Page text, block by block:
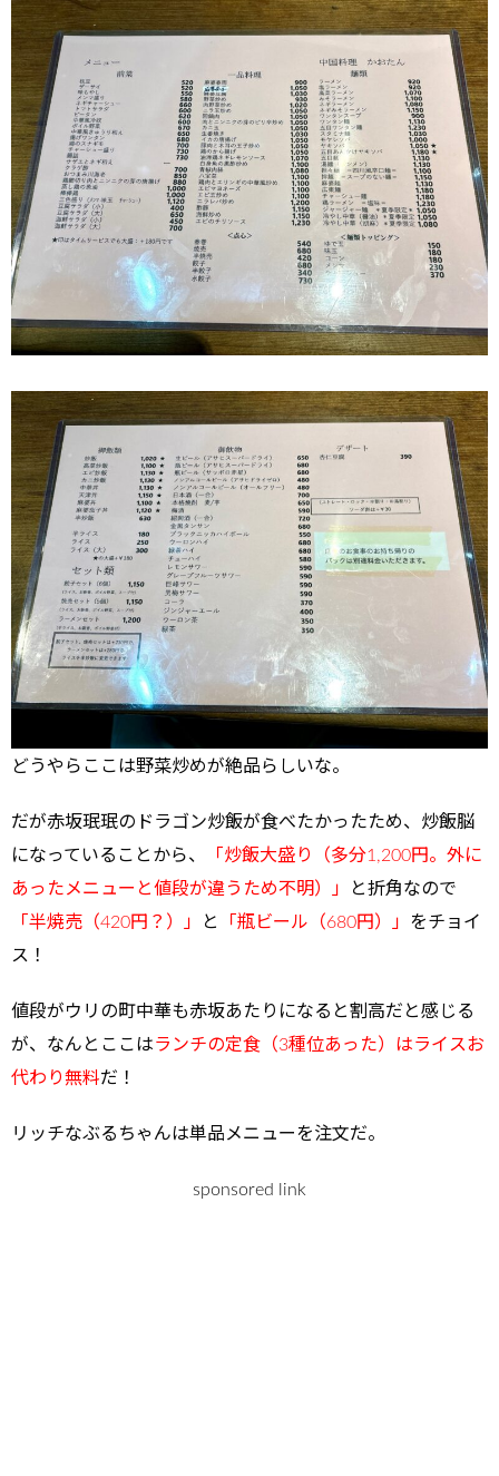
どうやらここは野菜炒めが絶品らしいな。
だが赤坂珉珉のドラゴン炒飯が食べたかったため、炒飯脳
になっていることから、
「炒飯大盛り（多分1,200円。外に
あったメニューと値段が違うため不明）」
と折角なので
「半焼売（420円？）」
と 「瓶ビール（680円）」 をチョイ
ス！
値段がウリの町中華も赤坂あたりになると割高だと感じる
が、なんとここはランチの定食（3種位あった）はライスお
代わり無料だ！
リッチなぶるちゃんは単品メニューを注文だ。
sponsored link